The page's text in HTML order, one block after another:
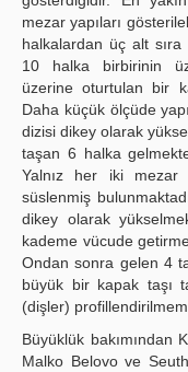
mezar yapıları
halkalardan üç alt
10 halka birbirinin
üzerine oturtulan bir
Daha küçük ölçüde
dizisi dikey olarak
taşan 6 halka
Yalnız her iki mezar
süslenmiş
dikey olarak
kademe vücude
Ondan sonra gelen 4
büyük bir kapak taşı
(dişler)
Büyüklük bakımından
Malko Belovo ve